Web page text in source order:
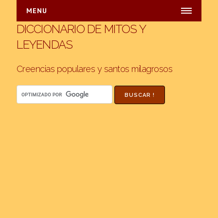
MENU
INICIO
INDICES
Alfabetico
Argentina
DICCIONARIO DE MITOS Y
LEYENDAS
Creencias populares y santos milagrosos